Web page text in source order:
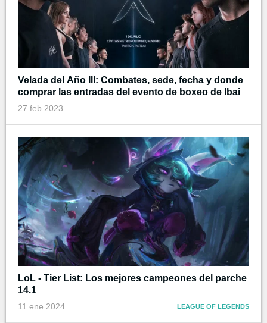
Velada del Año III: Combates, sede, fecha y donde
comprar las entradas del evento de boxeo de Ibai
27 feb 2023
LoL - Tier List: Los mejores campeones del parche
14.1
11 ene 2024 LEAGUE OF LEGENDS